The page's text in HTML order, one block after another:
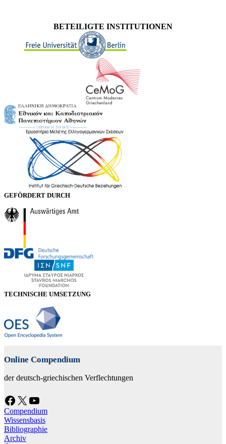
BETEILIGTE INSTITUTIONEN
GEFÖRDERT DURCH
TECHNISCHE UMSETZUNG
Online Compendium
der deutsch-griechischen Verflechtungen
Facebook X YouTube
Compendium
Wissensbasis
Bibliographie
Archiv